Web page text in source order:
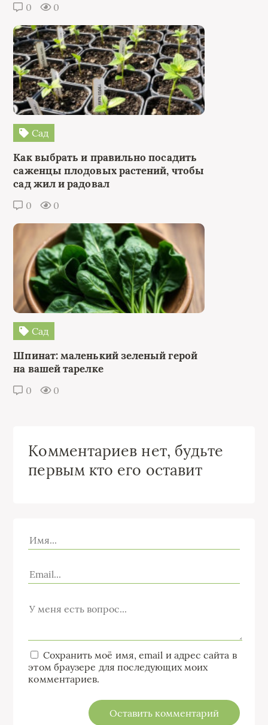
0 0
Сад
Как выбрать и правильно посадить
саженцы плодовых растений, чтобы
сад жил и радовал
0 0
Сад
Шпинат: маленький зеленый герой
на вашей тарелке
0 0
Комментариев нет, будьте
первым кто его оставит
Сохранить моё имя, email и адрес сайта в
этом браузере для последующих моих
комментариев.